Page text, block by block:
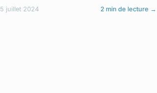
5 juillet 2024 2 min de lecture →